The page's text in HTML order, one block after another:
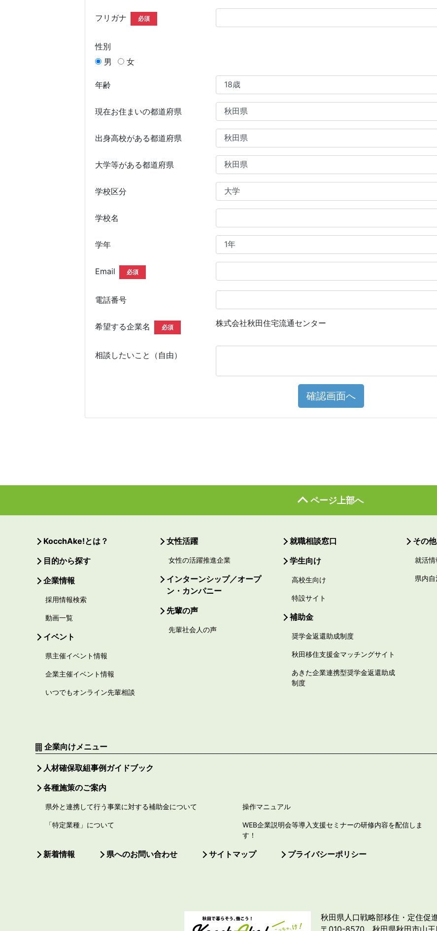
フリガナ 必須
性別
男
女
年齢
現在お住まいの都道府県
出身高校がある都道府県
大学等がある都道府県
学校区分
学校名
学年
Email 必須
電話番号
希望する企業名 必須 株式会社秋田住宅流通センター
相談したいこと（自由）
確認画面へ
ページ上部へ
KocchAke!とは？
目的から探す
企業情報
採用情報検索
動画一覧
イベント
県主催イベント情報
企業主催イベント情報
いつでもオンライン先輩相談
女性活躍
女性の活躍推進企業
インターンシップ／オープ
ン・カンパニー
先輩の声
先輩社会人の声
就職相談窓口
学生向け
高校生向け
特設サイト
補助金
奨学金返還助成制度
秋田移住支援金マッチングサイト
あきた企業連携型奨学金返還助成
制度
その他
就活
県内
企業向けメニュー
人材確保取組事例ガイドブック
各種施策のご案内
県外と連携して行う事業に対する補助金について 操作マニュアル
「特定業種」について
WEB企業説明会等導入支援セミナーの研修内容を配信しま
す！
新着情報 県へのお問い合わせ サイトマップ プライバシーポリシー
秋田県人口戦略部移住・定住促
〒010-8570 秋田県秋田市山王